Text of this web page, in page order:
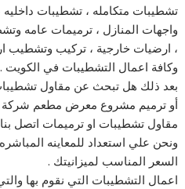
تشطيبات متكامله ، تشطيبات
واجهات المنازل ، ترميمات عامه
، ارضيات خارجية ، تركيب وتشطيب
وكافة اعمال التشطيبات في الكويت .
بعد ذلك هل تبحث عن مقاول
أو ترميم مشروع معرض مطعم شركة
ونحن علي استعداد للمعاينه
السعر المناسب لميزانيتك .
اعمال التشطيبات التي نقوم بها